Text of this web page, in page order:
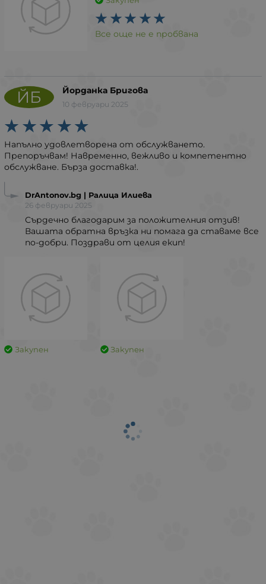
Все още не е пробвана
ЙБ Йорданка Бригова
10 февруари 2025
Напълно удовлетворена от обслужването.
Препоръчвам! Навременно, вежливо и компетентно
обслужване. Бърза доставка!.
DrAntonov.bg | Ралица Илиева
26 февруари 2025
Сърдечно благодарим за положителния отзив!
Вашата обратна връзка ни помага да ставаме все
по-добри. Поздрави от целия екип!
Закупен Закупен